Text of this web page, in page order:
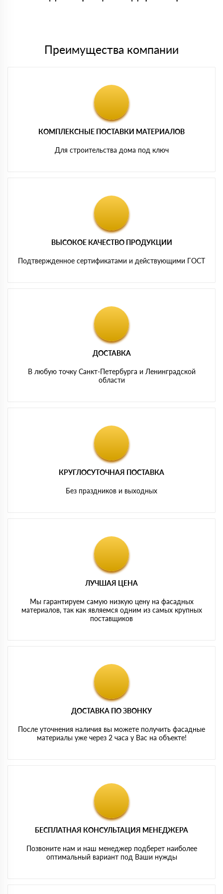
Преимущества компании
КОМПЛЕКСНЫЕ ПОСТАВКИ МАТЕРИАЛОВ
Для строительства дома под ключ
ВЫСОКОЕ КАЧЕСТВО ПРОДУКЦИИ
Подтвержденное сертификатами и действующими ГОСТ
ДОСТАВКА
В любую точку Санкт-Петербурга и Ленинградской
области
КРУГЛОСУТОЧНАЯ ПОСТАВКА
Без праздников и выходных
ЛУЧШАЯ ЦЕНА
Мы гарантируем самую низкую цену на фасадных
материалов, так как являемся одним из самых крупных
поставщиков
ДОСТАВКА ПО ЗВОНКУ
После уточнения наличия вы можете получить фасадные
материалы уже через 2 часа у Вас на объекте!
БЕСПЛАТНАЯ КОНСУЛЬТАЦИЯ МЕНЕДЖЕРА
Позвоните нам и наш менеджер подберет наиболее
оптимальный вариант под Ваши нужды